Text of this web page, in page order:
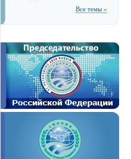
Все темы »